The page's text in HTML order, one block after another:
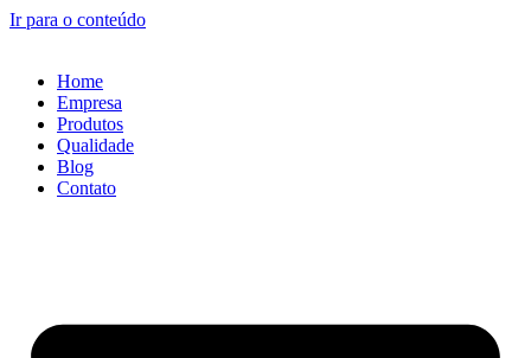
Ir para o conteúdo
Home
Empresa
Produtos
Qualidade
Blog
Contato